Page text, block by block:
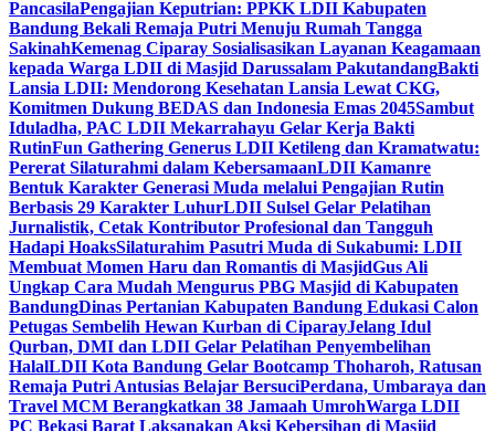
PancasilaPengajian Keputrian: PPKK LDII Kabupaten
Bandung Bekali Remaja Putri Menuju Rumah Tangga
SakinahKemenag Ciparay Sosialisasikan Layanan Keagamaan
kepada Warga LDII di Masjid Darussalam PakutandangBakti
Lansia LDII: Mendorong Kesehatan Lansia Lewat CKG,
Komitmen Dukung BEDAS dan Indonesia Emas 2045Sambut
Iduladha, PAC LDII Mekarrahayu Gelar Kerja Bakti
RutinFun Gathering Generus LDII Ketileng dan Kramatwatu:
Pererat Silaturahmi dalam KebersamaanLDII Kamanre
Bentuk Karakter Generasi Muda melalui Pengajian Rutin
Berbasis 29 Karakter LuhurLDII Sulsel Gelar Pelatihan
Jurnalistik, Cetak Kontributor Profesional dan Tangguh
Hadapi HoaksSilaturahim Pasutri Muda di Sukabumi: LDII
Membuat Momen Haru dan Romantis di MasjidGus Ali
Ungkap Cara Mudah Mengurus PBG Masjid di Kabupaten
BandungDinas Pertanian Kabupaten Bandung Edukasi Calon
Petugas Sembelih Hewan Kurban di CiparayJelang Idul
Qurban, DMI dan LDII Gelar Pelatihan Penyembelihan
HalalLDII Kota Bandung Gelar Bootcamp Thoharoh, Ratusan
Remaja Putri Antusias Belajar BersuciPerdana, Umbaraya dan
Travel MCM Berangkatkan 38 Jamaah UmrohWarga LDII
PC Bekasi Barat Laksanakan Aksi Kebersihan di Masjid